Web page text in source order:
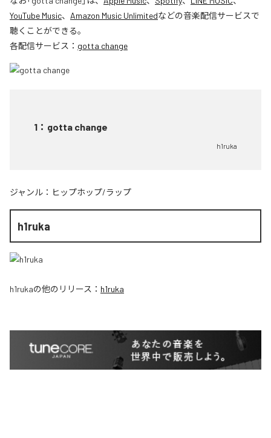
YouTube Music、 Amazon Music Unlimitedなどの音楽配信サービスで
聴くことができる。
各配信サービス： gotta change
1 ： gotta change
h1ruka
ジャンル： ヒップホップ/ラップ
h1ruka
h1rukaの他のリリース： h1ruka